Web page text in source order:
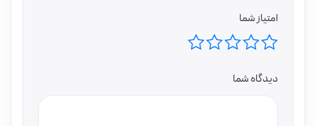
امتیاز شما
دیدگاه شما